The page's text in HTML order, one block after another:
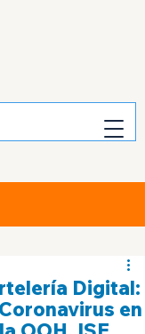
Digital:
en